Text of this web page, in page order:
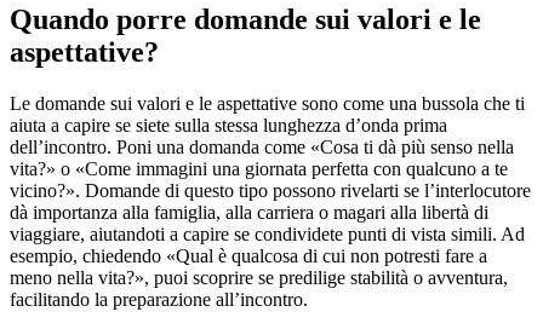
Quando porre domande sui valori e le
aspettative?
Le domande sui valori e le aspettative sono come una bussola che ti
aiuta a capire se siete sulla stessa lunghezza d’onda prima
dell’incontro. Poni una domanda come «Cosa ti dà più senso nella
vita?» o «Come immagini una giornata perfetta con qualcuno a te
vicino?». Domande di questo tipo possono rivelarti se l’interlocutore
dà importanza alla famiglia, alla carriera o magari alla libertà di
viaggiare, aiutandoti a capire se condividete punti di vista simili. Ad
esempio, chiedendo «Qual è qualcosa di cui non potresti fare a
meno nella vita?», puoi scoprire se predilige stabilità o avventura,
facilitando la preparazione all’incontro.